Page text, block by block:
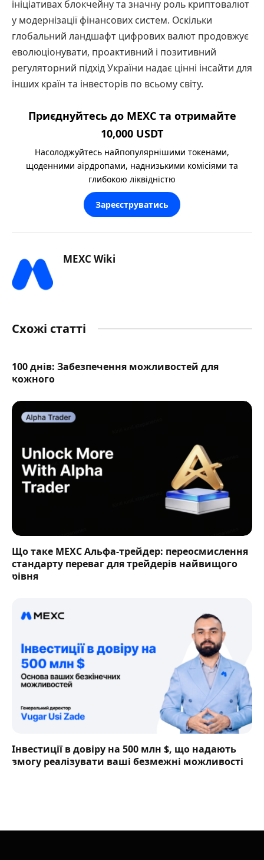
ініціативах блокчейну та значну роль криптовалют
у модернізації фінансових систем. Оскільки
глобальний ландшафт цифрових валют продовжує
еволюціонувати, проактивний і позитивний
регуляторний підхід України надає цінні інсайти для
інших країн та інвесторів по всьому світу.
Приєднуйтесь до MEXC та отримайте
10,000 USDT
Насолоджуйтесь найпопулярнішими токенами,
щоденними аірдропами, наднизькими комісіями та
глибокою ліквідністю
Зареєструватись
MEXC Wiki
Схожі статті
100 днів: Забезпечення можливостей для
кожного
Що таке MEXC Альфа-трейдер: переосмислення
стандарту переваг для трейдерів найвищого
рівня
Інвестиції в довіру на 500 млн $, що надають
змогу реалізувати ваші безмежні можливості